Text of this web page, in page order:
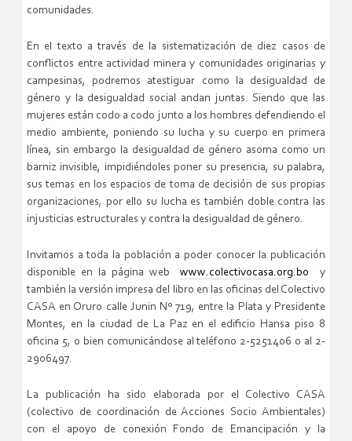
comunidades.
En el texto a través de la sistematización de diez casos de
conflictos entre actividad minera y comunidades originarias y
campesinas, podremos atestiguar como la desigualdad de
género y la desigualdad social andan juntas. Siendo que las
mujeres están codo a codo junto a los hombres defendiendo el
medio ambiente, poniendo su lucha y su cuerpo en primera
línea, sin embargo la desigualdad de género asoma como un
barniz invisible, impidiéndoles poner su presencia, su palabra,
sus temas en los espacios de toma de decisión de sus propias
organizaciones, por ello su lucha es también doble contra las
injusticias estructurales y contra la desigualdad de género.
Invitamos a toda la población a poder conocer la publicación
disponible en la página webwww.colectivocasa.org.bo y
también la versión impresa del libro en las oficinas del Colectivo
CASA en Oruro calle Junin Nº 719, entre la Plata y Presidente
Montes, en la ciudad de La Paz en el edificio Hansa piso 8
oficina 5, o bien comunicándose al teléfono 2-5251406 o al 2-
2906497.
La publicación ha sido elaborada por el Colectivo CASA
(colectivo de coordinación de Acciones Socio Ambientales)
con el apoyo de conexión Fondo de Emancipación y la